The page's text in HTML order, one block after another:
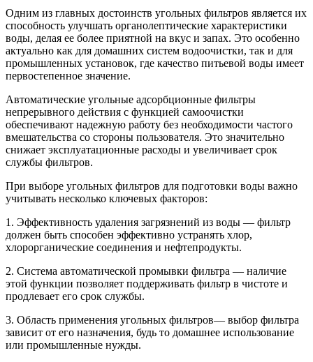
Одним из главных достоинств угольных фильтров является их
способность улучшать органолептические характеристики
воды, делая ее более приятной на вкус и запах. Это особенно
актуально как для домашних систем водоочистки, так и для
промышленных установок, где качество питьевой воды имеет
первостепенное значение.
Автоматические угольные адсорбционные фильтры
непрерывного действия с функцией самоочистки
обеспечивают надежную работу без необходимости частого
вмешательства со стороны пользователя. Это значительно
снижает эксплуатационные расходы и увеличивает срок
службы фильтров.
При выборе угольных фильтров для подготовки воды важно
учитывать несколько ключевых факторов:
1. Эффективность удаления загрязнений из воды — фильтр
должен быть способен эффективно устранять хлор,
хлорорганические соединения и нефтепродукты.
2. Система автоматической промывки фильтра — наличие
этой функции позволяет поддерживать фильтр в чистоте и
продлевает его срок службы.
3. Область применения угольных фильтров— выбор фильтра
зависит от его назначения, будь то домашнее использование
или промышленные нужды.